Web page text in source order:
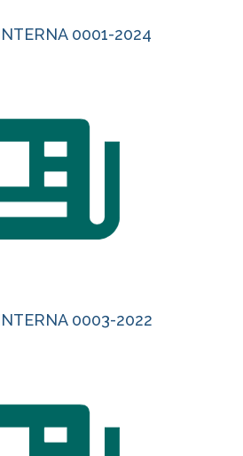
0001-2024
0003-2022